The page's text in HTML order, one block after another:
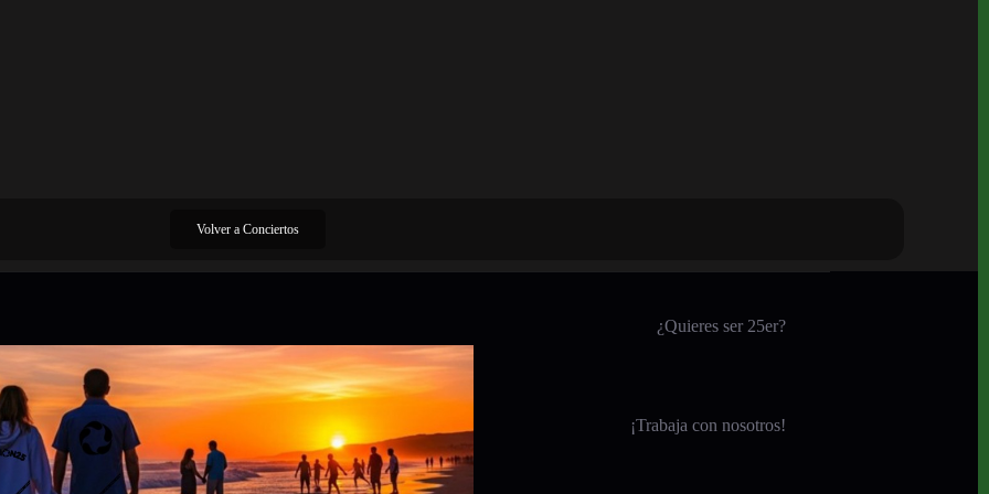
Volver a Conciertos
¿Quieres ser 25er?
¡Trabaja con nosotros!